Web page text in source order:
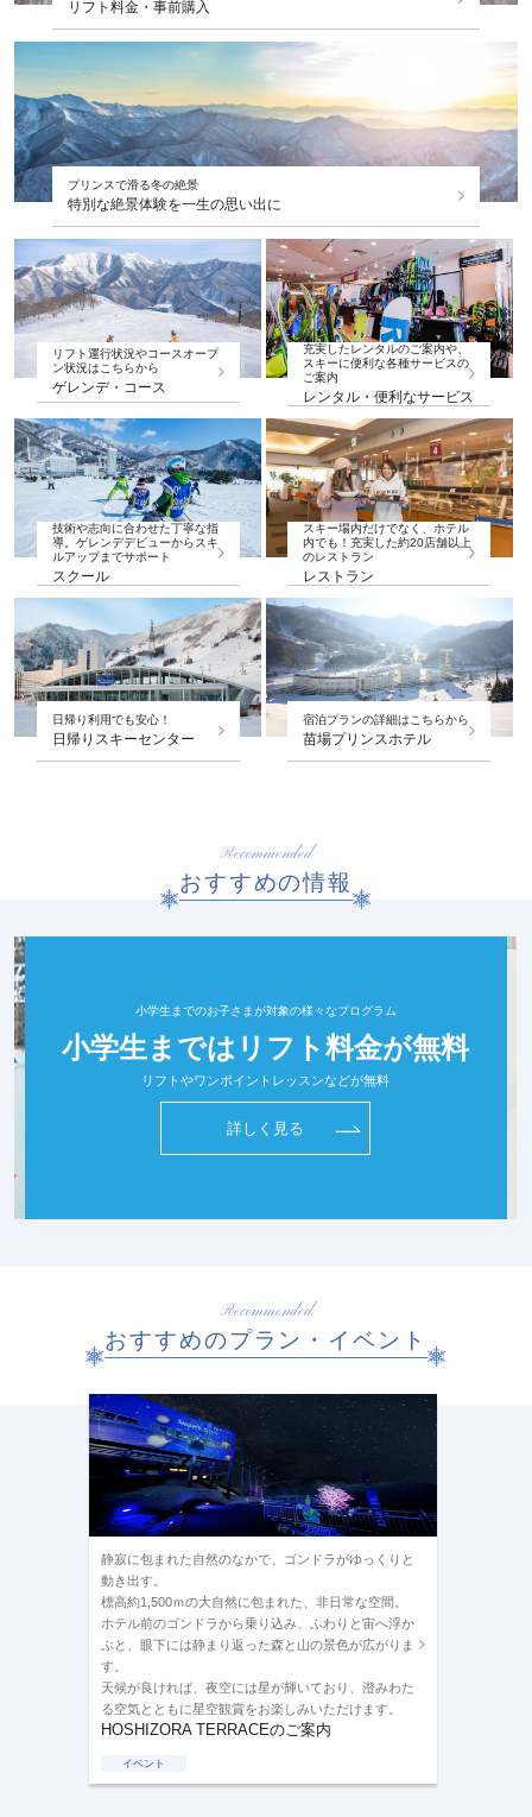
リフト料金・事前購入
プリンスで滑る冬の絶景
特別な絶景体験を一生の思い出に
リフト運行状況やコースオープ
ン状況はこちらから
ゲレンデ・コース
充実したレンタルのご案内や、
スキーに便利な各種サービスの
ご案内
レンタル・便利なサービス
技術や志向に合わせた丁寧な指
導。ゲレンデデビューからスキ
ルアップまでサポート
スクール
スキー場内だけでなく、ホテル
内でも！充実した約20店舗以上
のレストラン
レストラン
日帰り利用でも安心！
日帰りスキーセンター
宿泊プランの詳細はこちらから
苗場プリンスホテル
Recommended
おすすめの情報
小学生までのお子さまが対象の様々なプログラム
小学生まではリフト料金が無料
リフトやワンポイントレッスンなどが無料
詳しく見る
Recommended
おすすめのプラン・イベント
静寂に包まれた自然のなかで、ゴンドラがゆっくりと
動き出す。
標高約1,500ｍの大自然に包まれた、非日常な空間。
ホテル前のゴンドラから乗り込み、ふわりと宙へ浮か
ぶと、眼下には静まり返った森と山の景色が広がりま
す。
天候が良ければ、夜空には星が輝いており、澄みわた
る空気とともに星空観賞をお楽しみいただけます。
HOSHIZORA TERRACEのご案内
イベント